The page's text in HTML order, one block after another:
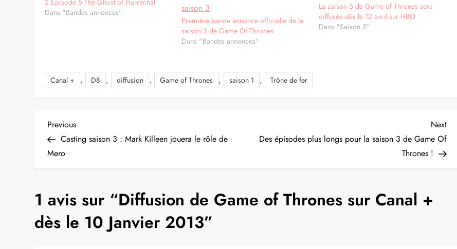
2 Episode 5 The Ghost of Harrenhal
Dans "Bandes annonces"
Première bande annonce officielle de la
saison 3 de Game Of Thrones
Dans "Bandes annonces"
La saison 5 de Game of Thrones sera
diffusée dès le 12 avril sur HBO
Dans "Saison 5"
Canal + , D8 , diffusion , Game of Thrones , saison 1 , Trône de fer
N
a
i
g
Previous
Post
Previous
Casting saison 3 : Mark Killeen jouera le rôle de
Mero
Next
Post
Next
Des épisodes plus longs pour la saison 3 de Game Of
Thrones !
1 avis sur “Diffusion de Game of Thrones sur Canal +
dès le 10 Janvier 2013”